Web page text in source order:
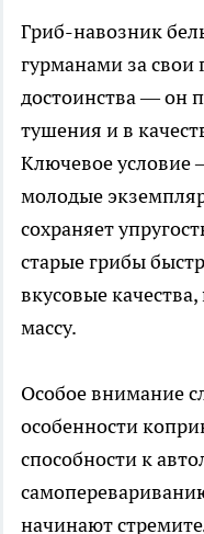
Гриб-навозник
гурманами за свои
достоинства — он
тушения и в
Ключевое условие
молодые
сохраняет
старые грибы
вкусовые
массу.
Особое внимание
особенности
способности к
начинают